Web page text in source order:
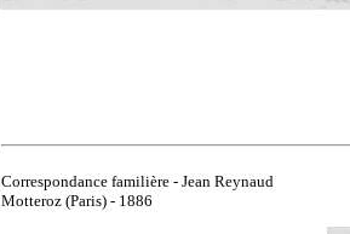
Correspondance familière - Jean Reynaud
Motteroz (Paris) - 1886